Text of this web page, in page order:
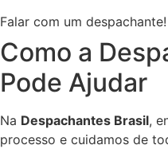
Falar com um despachante!
Como a
Pode Ajudar
Na Despachantes Brasil,
processo e cuidamos de